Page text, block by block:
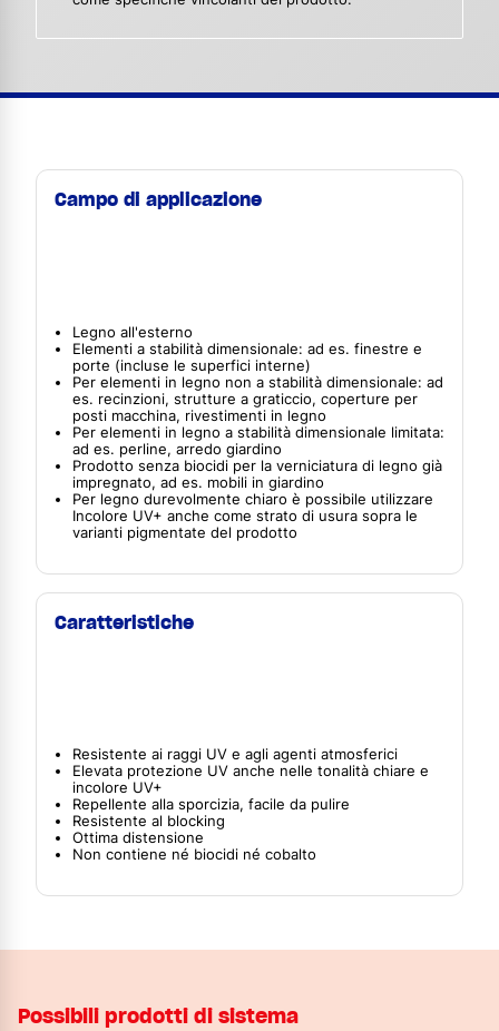
Campo di applicazione
Legno all'esterno
Elementi a stabilità dimensionale: ad es. finestre e
porte (incluse le superfici interne)
Per elementi in legno non a stabilità dimensionale: ad
es. recinzioni, strutture a graticcio, coperture per
posti macchina, rivestimenti in legno
Per elementi in legno a stabilità dimensionale limitata:
ad es. perline, arredo giardino
Prodotto senza biocidi per la verniciatura di legno già
impregnato, ad es. mobili in giardino
Per legno durevolmente chiaro è possibile utilizzare
Incolore UV+ anche come strato di usura sopra le
varianti pigmentate del prodotto
Caratteristiche
Resistente ai raggi UV e agli agenti atmosferici
Elevata protezione UV anche nelle tonalità chiare e
incolore UV+
Repellente alla sporcizia, facile da pulire
Resistente al blocking
Ottima distensione
Non contiene né biocidi né cobalto
Possibili prodotti di sistema